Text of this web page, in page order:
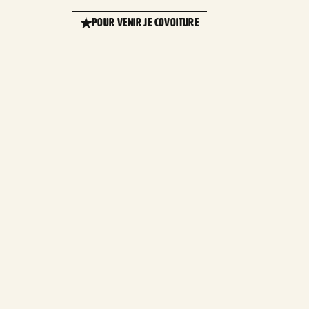
POUR VENIR JE COVOITURE